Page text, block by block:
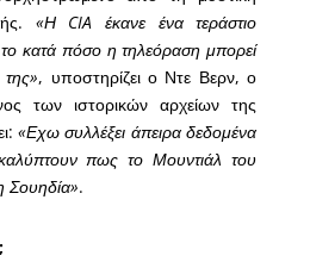
«Η CIA έκανε ένα τεράστιο
κατά πόσο η τηλεόραση μπορεί
, υποστηρίζει ο Ντε Βερν, ο
των ιστορικών αρχείων της
«Εχω συλλέξει άπειρα δεδομένα
πως το Μουντιάλ του
Σουηδία».